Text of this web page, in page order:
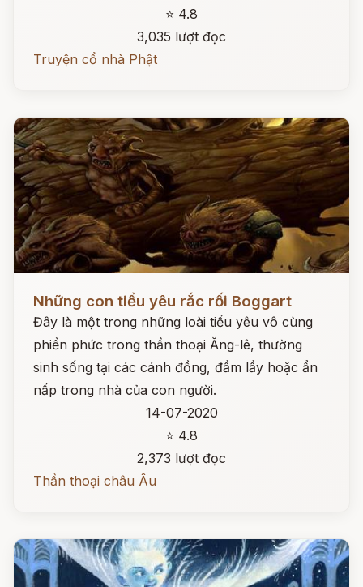
⭐ 4.8
3,035 lượt đọc
Truyện cổ nhà Phật
Những con tiểu yêu rắc rối Boggart
Đây là một trong những loài tiểu yêu vô cùng
phiền phức trong thần thoại Ăng-lê, thường
sinh sống tại các cánh đồng, đầm lầy hoặc ẩn
nấp trong nhà của con người.
14-07-2020
⭐ 4.8
2,373 lượt đọc
Thần thoại châu Âu